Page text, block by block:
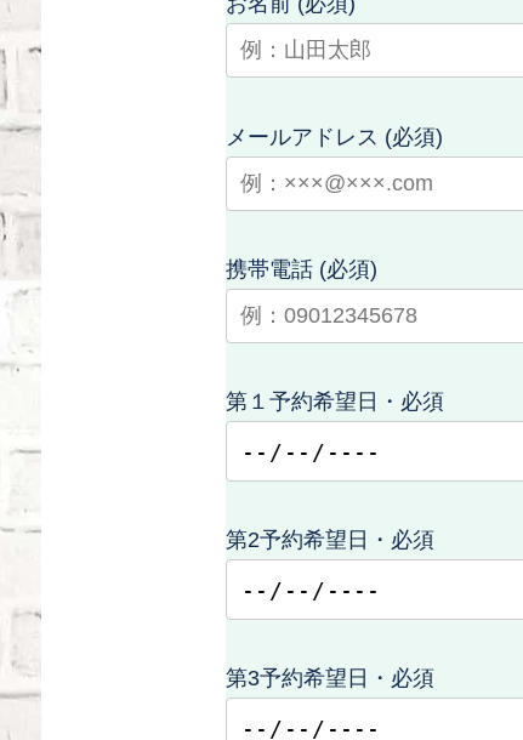
メールアドレス (必須)
携帯電話 (必須)
第１予約希望日・必須
第2予約希望日・必須
第3予約希望日・必須